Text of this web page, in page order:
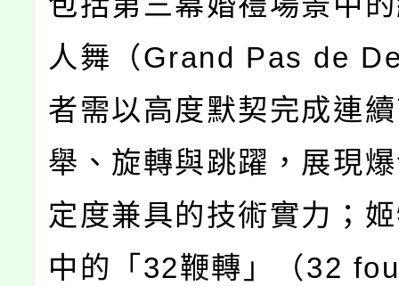
人舞（Grand Pas de
者需以高度默契完成連
舉、旋轉與跳躍，展現
定度兼具的技術實力；
中的「32鞭轉」（32